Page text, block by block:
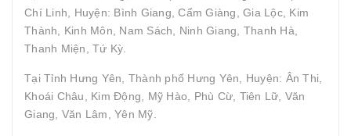
Chí Linh, Huyện: Bình Giang, Cẩm Giàng, Gia Lộc, Kim
Thành, Kinh Môn, Nam Sách, Ninh Giang, Thanh Hà,
Thanh Miện, Tứ Kỳ.
Tại Tỉnh Hưng Yên, Thành phố Hưng Yên, Huyện: Ân Thi,
Khoái Châu, Kim Động, Mỹ Hào, Phù Cừ, Tiên Lữ, Văn
Giang, Văn Lâm, Yên Mỹ.